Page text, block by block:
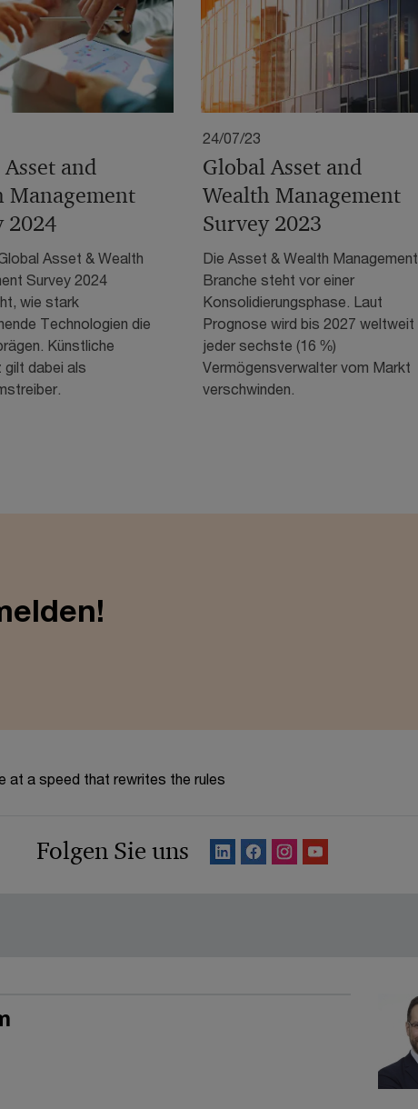
and
Management
2024
Asset & Wealth
Survey 2024
wie stark
Technologien die
Künstliche
gilt dabei als
24/07/23
Global Asset and
Wealth Management
Survey 2023
Die Asset & Wealth Management
Branche steht vor einer
Konsolidierungsphase. Laut
Prognose wird bis 2027 weltweit
jeder sechste (16 %)
Vermögensverwalter vom Markt
verschwinden.
at a speed that rewrites the rules
Folgen Sie uns